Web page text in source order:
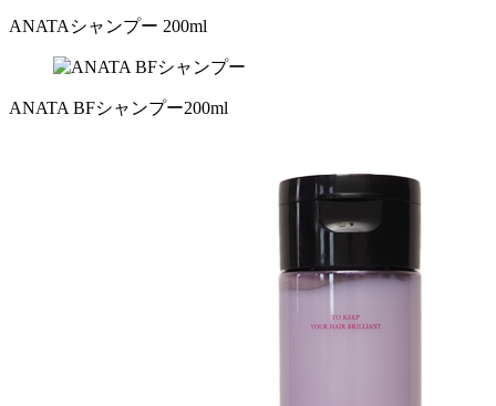
ANATAシャンプー 200ml
ANATA BFシャンプー200ml